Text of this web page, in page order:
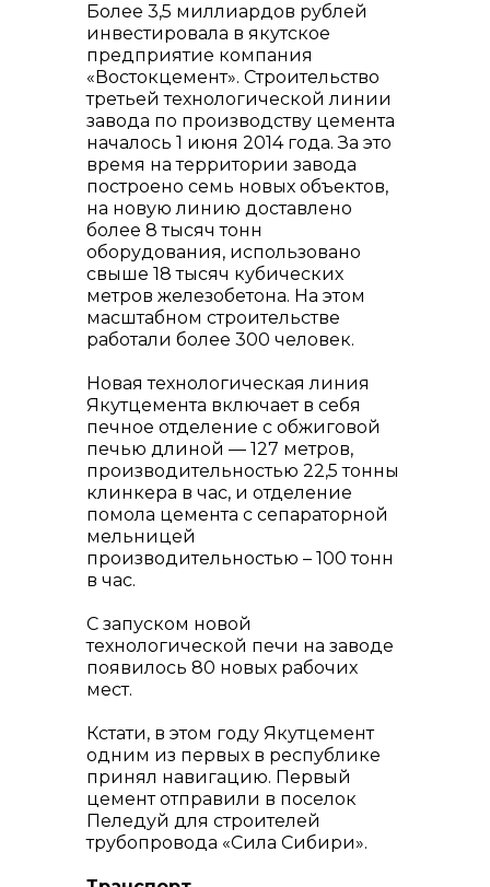
info@vostokcement.ru
Более 3,5 миллиардов рублей
инвестировала в якутское
предприятие компания
«Востокцемент». Строительство
третьей технологической линии
завода по производству цемента
началось 1 июня 2014 года. За это
время на территории завода
построено семь новых объектов,
на новую линию доставлено
более 8 тысяч тонн
оборудования, использовано
свыше 18 тысяч кубических
метров железобетона. На этом
масштабном строительстве
работали более 300 человек.
Новая технологическая линия
Якутцемента включает в себя
печное отделение с обжиговой
печью длиной — 127 метров,
производительностью 22,5 тонны
клинкера в час, и отделение
помола цемента с сепараторной
мельницей
производительностью – 100 тонн
в час.
С запуском новой
технологической печи на заводе
появилось 80 новых рабочих
мест.
Кстати, в этом году Якутцемент
одним из первых в республике
принял навигацию. Первый
цемент отправили в поселок
Пеледуй для строителей
трубопровода «Сила Сибири».